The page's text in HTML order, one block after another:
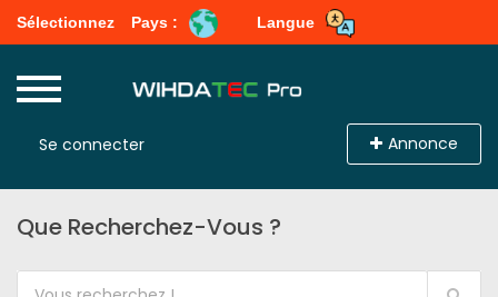
Sélectionnez Pays : Langue
Se connecter Annonce
Que Recherchez-Vous ?